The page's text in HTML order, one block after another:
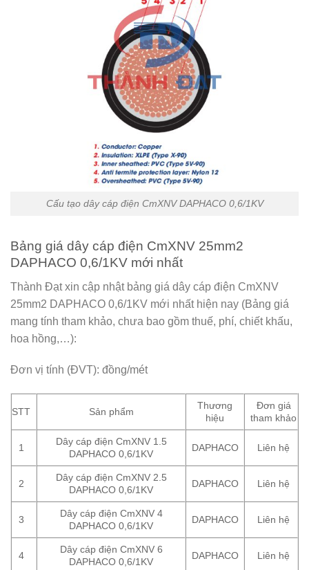
Cấu tạo dây cáp điện CmXNV DAPHACO 0,6/1KV
Bảng giá dây cáp điện CmXNV 25mm2
DAPHACO 0,6/1KV mới nhất
Thành Đạt xin cập nhật bảng giá dây cáp điện CmXNV
25mm2 DAPHACO 0,6/1KV mới nhất hiện nay (Bảng giá
mang tính tham khảo, chưa bao gồm thuế, phí, chiết khấu,
hoa hồng,…):
Đơn vị tính (ĐVT): đồng/mét
STT Sản phẩm
Thương
hiệu
Đơn giá
tham khảo
1
Dây cáp điện CmXNV 1.5
DAPHACO 0,6/1KV
DAPHACO Liên hệ
2
Dây cáp điện CmXNV 2.5
DAPHACO 0,6/1KV
DAPHACO Liên hệ
3
Dây cáp điện CmXNV 4
DAPHACO 0,6/1KV
DAPHACO Liên hệ
4
Dây cáp điện CmXNV 6
DAPHACO 0,6/1KV
DAPHACO Liên hệ